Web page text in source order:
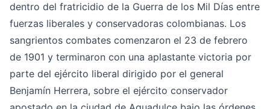
dentro del fratricidio de la Guerra de los Mil Días entre
fuerzas liberales y conservadoras colombianas. Los
sangrientos combates comenzaron el 23 de febrero
de 1901 y terminaron con una aplastante victoria por
parte del ejército liberal dirigido por el general
Benjamín Herrera, sobre el ejército conservador